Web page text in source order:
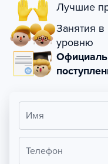
Лучшие
Занятия
уровню
Имя
Телефон